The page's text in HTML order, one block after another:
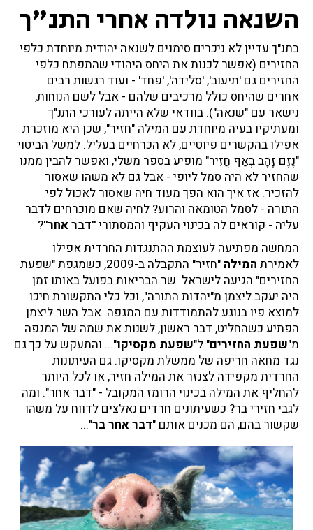
השנאה נולדה אחרי התנ"ך
בתנ"ך עדיין לא ניכרים סימנים לשנאה יהודית מיוחדת כלפי
החזירים (אפשר לכנות את היחס היהודי שהתפתח כלפי
החזירים גם 'תיעוב', 'סלידה', 'פחד' - ועוד רגשות רבים
אחרים שהיחס כולל מרכיבים שלהם - אבל לשם הנוחות,
נישאר עם "שנאה"). בוודאי שלא הייתה לעורכי התנ"ך
ומעתיקיו בעיה מיוחדת עם המילה "חזיר", שכן היא מוזכרת
אפילו בהקשרים פיוטיים, לא הכרחיים בעליל. למשל הביטוי
"נֶזֶם זָהָב בְּאַף חֲזִיר" מופיע בספר משלי, ואפשר להבין ממנו
שהחזיר לא היה סמל ליופי - אבל גם לא משהו שאסור
להזכיר. אז איך הוא הפך מעוד חיה שאסור לאכול לפי
התורה - לסמל הטומאה והרוע? לחיה שאם מוכרחים לדבר
עליה - קוראים לה בכינוי העקיף והמסתורי"דבר אחר"?
המחשה מפתיעה לעוצמת ההתנגדות החרדית אפילו
לאמירת המילה
"חזיר" התקבלה ב-2009, כשמגפת "שפעת
החזירים" הגיעה לישראל. שר הבריאות בפועל באותו זמן
היה יעקב ליצמן מ"יהדות התורה", וכל כלי התקשורת חיכו
למוצא פיו בנוגע להתמודדות עם המגפה. אבל השר ליצמן
הפתיע כשהחליט, דבר ראשון, לשנות את שמה של המגפה
מ"שפעת החזירים" ל"שפעת מקסיקו"... והתעקש על כך גם
נגד מחאה חריפה של ממשלת מקסיקו. גם העיתונות
החרדית מקפידה לצנזר את המילה חזיר, או לכל היותר
להחליף את המילה בכינוי הרומז המקובל - "דבר אחר". ומה
לגבי חזירי בר? כשעיתונים חרדים נאלצים לדווח על משהו
שקשור בהם, הם מכנים אותם "דבר אחר בר"...